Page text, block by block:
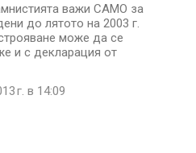
важи САМО за
до лятото на 2003 г.
може да се
и с декларация от
г. в 14:09